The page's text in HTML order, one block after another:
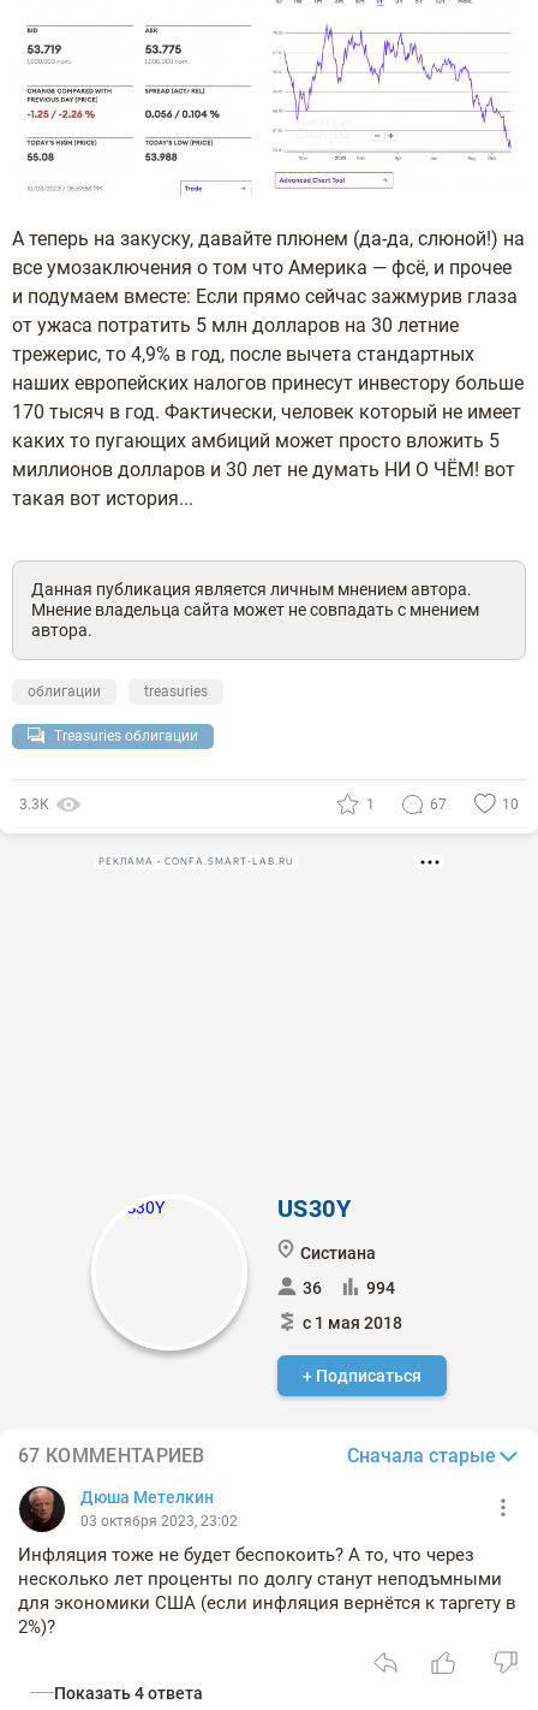
А теперь на закуску, давайте плюнем (да-да, слюной!) на
все умозаключения о том что Америка — фсё, и прочее
и подумаем вместе: Если прямо сейчас зажмурив глаза
от ужаса потратить 5 млн долларов на 30 летние
трежерис, то 4,9% в год, после вычета стандартных
наших европейских налогов принесут инвестору больше
170 тысяч в год. Фактически, человек который не имеет
каких то пугающих амбиций может просто вложить 5
миллионов долларов и 30 лет не думать НИ О ЧЁМ! вот
такая вот история...
Данная публикация является личным мнением автора.
Мнение владельца сайта может не совпадать с мнением
автора.
облигации treasuries
Treasuries облигации
3.3К 1 67 10
РЕКЛАМА • CONFA.SMART-LAB.RU
US30Y
Систиана
36
994
с 1 мая 2018
+ Подписаться
67 КОММЕНТАРИЕВ Сначала старые
Дюша Метелкин
03 октября 2023, 23:02
Инфляция тоже не будет беспокоить? А то, что через
несколько лет проценты по долгу станут неподъмными
для экономики США (если инфляция вернётся к таргету в
2%)?
Показать 4 ответа